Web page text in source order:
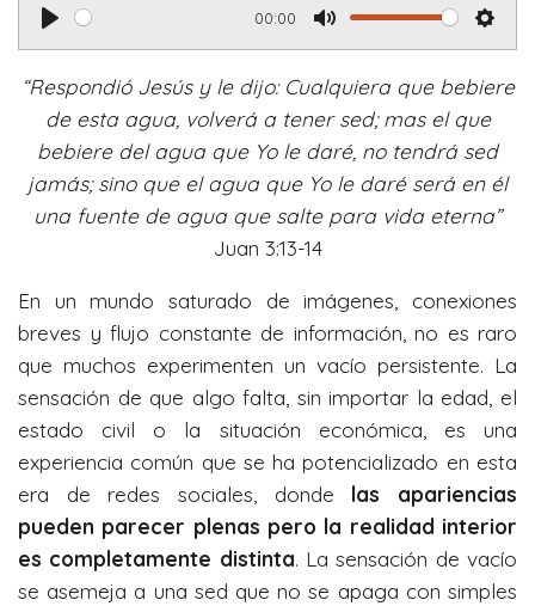
P
l
a
y
00:00
M
u
t
e
S
e
t
t
i
n
“Respondió Jesús y le dijo: Cualquiera que bebiere
de esta agua, volverá a tener sed; mas el que
bebiere del agua que Yo le daré, no tendrá sed
jamás; sino que el agua que Yo le daré será en él
una fuente de agua que salte para vida eterna”
Juan 3:13-14
En un mundo saturado de imágenes, conexiones
breves y flujo constante de información, no es raro
que muchos experimenten un vacío persistente. La
sensación de que algo falta, sin importar la edad, el
estado civil o la situación económica, es una
experiencia común que se ha potencializado en esta
era de redes sociales, donde las apariencias
pueden parecer plenas pero la realidad interior
es completamente distinta. La sensación de vacío
se asemeja a una sed que no se apaga con simples